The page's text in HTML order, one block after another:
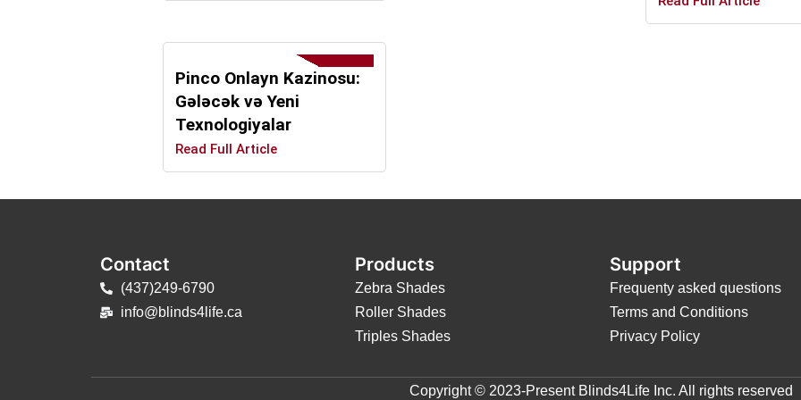
Pinco Onlayn Kazinosu:
Gələcək və Yeni
Texnologiyalar
Read Full Article
Contact
(437)249-6790
info@blinds4life.ca
Products
Zebra Shades
Roller Shades
Triples Shades
Support
Frequenty asked questions
Terms and Conditions
Privacy Policy
Copyright © 2023-Present Blinds4Life Inc. All rights reserved